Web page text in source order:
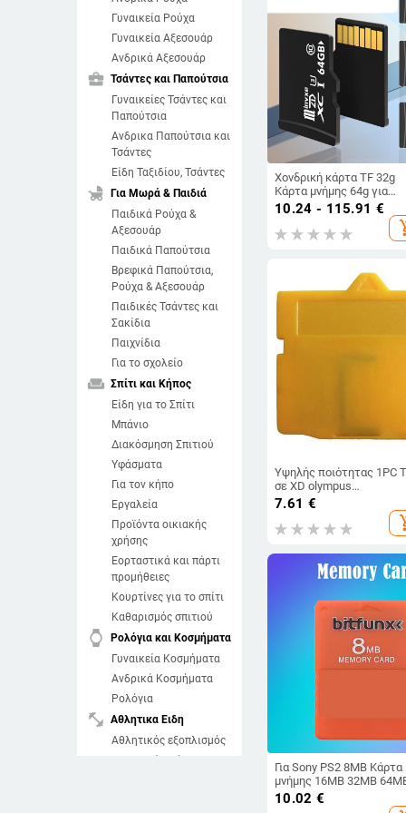
Γυναικεία Ρούχα
Γυναικεία Αξεσουάρ
Ανδρικά Αξεσουάρ
business_center Τσάντες και Παπούτσια
Γυναικείες Τσάντες και
Παπούτσια
Ανδρικα Παπούτσια και
Τσάντες
Είδη Ταξιδίου, Τσάντες
child_friendly Για Μωρά & Παιδιά
Παιδικά Ρούχα &
Αξεσουάρ
Παιδικά Παπούτσια
Βρεφικά Παπούτσια,
Ρούχα & Αξεσουάρ
Παιδικές Τσάντες και
Σακίδια
Παιχνίδια
Για το σχολείο
weekend Σπίτι και Κήπος
Είδη για το Σπίτι
Μπάνιο
Διακόσμηση Σπιτιού
Υφάσματα
Για τον κήπο
Εργαλεία
Προϊόντα οικιακής
χρήσης
Εορταστικά και πάρτι
προμήθειες
Κουρτίνες για το σπίτι
Καθαρισμός σπιτιού
watch
Ρολόγια και Κοσμήματα
Γυναικεία Κοσμήματα
Ανδρικά Κοσμήματα
Ρολόγια
fitness_center Αθλητικα Ειδη
Αθλητικός εξοπλισμός
Αθλητικά Ρούχα
Χονδρική κάρτα TF 32g
Κάρτα μνήμης 64g για
κάμερα παρακολούθησης
εγγραφής οδήγησης
10.24 - 115.91 €
Υψηλής ποιότητας 1PC
σε XD olympus
Προσαρμογέας κάρτας
Μετατροπέας κάρτας
7.61 €
Για Sony PS2 8MB Κάρτα
μνήμης 16MB 32MB
Δωρεάν κάρτες
10.02 €